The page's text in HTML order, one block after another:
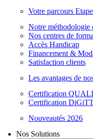
Votre parcours
Notre méthodologie
Nos centres de
Accès Handicap
Financement &
Satisfaction clients
Les avantages de
Certification
Certification
Nouveautés 2026
Nos Solutions